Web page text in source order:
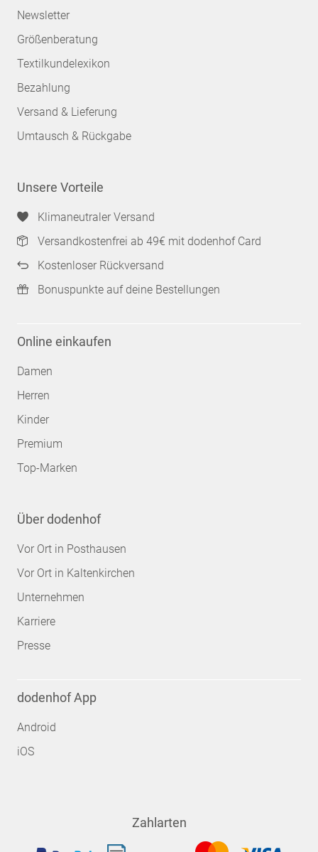
Newsletter
Größenberatung
Textilkundelexikon
Bezahlung
Versand & Lieferung
Umtausch & Rückgabe
Unsere Vorteile
Klimaneutraler Versand
Versandkostenfrei ab 49€ mit dodenhof Card
Kostenloser Rückversand
Bonuspunkte auf deine Bestellungen
Online einkaufen
Damen
Herren
Kinder
Premium
Top-Marken
Über dodenhof
Vor Ort in Posthausen
Vor Ort in Kaltenkirchen
Unternehmen
Karriere
Presse
dodenhof App
Android
iOS
Zahlarten